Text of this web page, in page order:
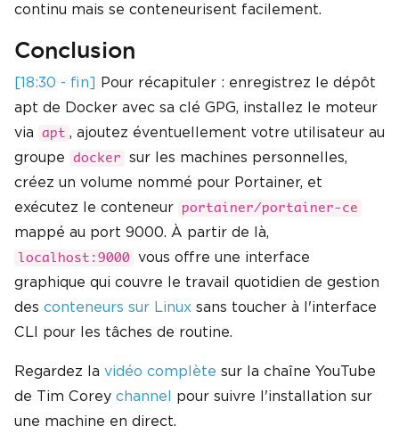
continu mais se conteneurisent facilement.
Conclusion
[18:30 - fin] Pour récapituler : enregistrez le dépôt
apt de Docker avec sa clé GPG, installez le moteur
via
apt , ajoutez éventuellement votre utilisateur au
groupe
docker
sur les machines personnelles,
créez un volume nommé pour Portainer, et
exécutez le conteneur
portainer/portainer-ce
mappé au port 9000. À partir de là,
localhost:9000
vous offre une interface
graphique qui couvre le travail quotidien de gestion
des conteneurs sur Linux sans toucher à l'interface
CLI pour les tâches de routine.
Regardez la vidéo complète sur la chaîne YouTube
de Tim Corey channel pour suivre l'installation sur
une machine en direct.